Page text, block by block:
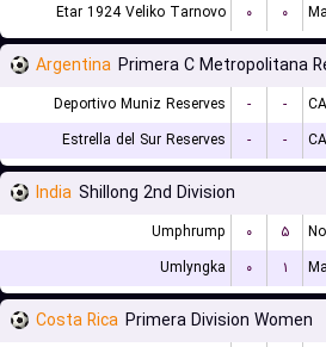
Etar 1924 Veliko Tarnovo ۰ ۰
Argentina Primera C Metropolitana
Deportivo Muniz Reserves - -
Estrella del Sur Reserves
- -
India Shillong 2nd Division
Umphrump ۰ ۵
Umlyngka
۰ ۱
Costa Rica Primera Division Women